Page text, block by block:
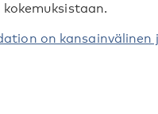
on kansainvälinen